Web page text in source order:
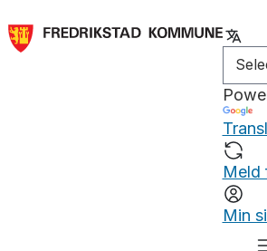
Meld
Min